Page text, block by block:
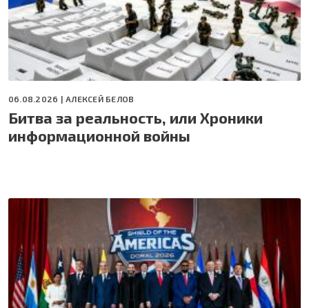
06.08.2026 |АЛЕКСЕЙ БЕЛОВ
Битва за реальность, или Хроники
информационной войны